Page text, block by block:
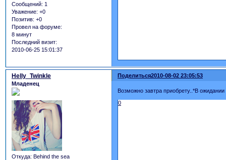
Сообщений: 1
Уважение: +0
Позитив: +0
Провел на форуме:
8 минут
Последний визит:
2010-06-25 15:01:37
Поделиться2010-08-02 23:05:53
Helly_Twinkle
Младенец
Откуда: Behind the sea
Возможно завтра приобрету..*В ожидании
0